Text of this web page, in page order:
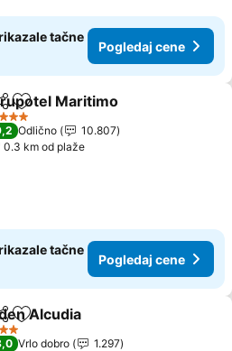
tačne
Pogledaj cene
Dodati u favorite
Maritimo
Odlično
10.807
0.3 km od plaže
tačne
Pogledaj cene
Dodati u favorite
Alcudia
Vrlo dobro
1.297